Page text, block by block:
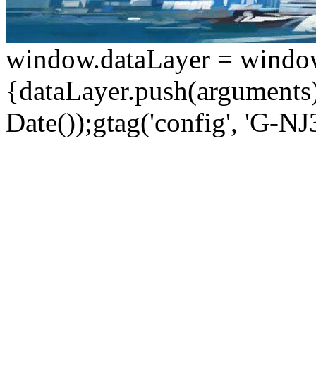
window.dataLayer =
Date());gtag('config', 'G-